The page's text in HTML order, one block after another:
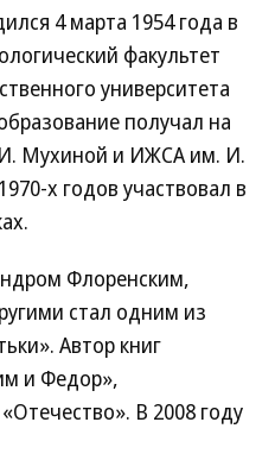
4 марта 1954 года в
факультет
университета
получал на
Мухиной и ИЖСА им. И.
х годов участвовал в
Флоренским,
стал одним из
Автор книг
и Федор»,
В 2008 году